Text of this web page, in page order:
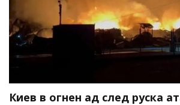
Киев в огнен ад след руска